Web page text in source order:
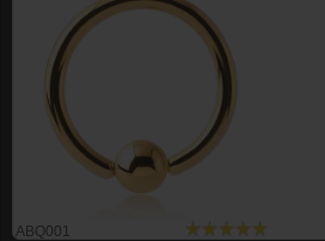
ABQ001